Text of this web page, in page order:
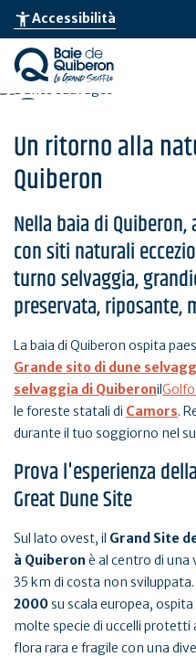
Skip
main
content
accessibility_newAccessibilità
Un ritorno alla
Quiberon
Nella baia di
con siti naturali
turno selvaggia,
preservata, riposante,
La baia di Quiberon ospita
Grande sito di dune
selvaggia di Quiberonil
le foreste statali di Camors.
durante il tuo soggiorno nel
Prova l'esperienza
Great Dune Site
Sul lato ovest, il Grand Site
à Quiberon è al centro di una
35 km di costa non
2000 su scala europea,
molte specie di uccelli protetti
flora rara e fragile con una